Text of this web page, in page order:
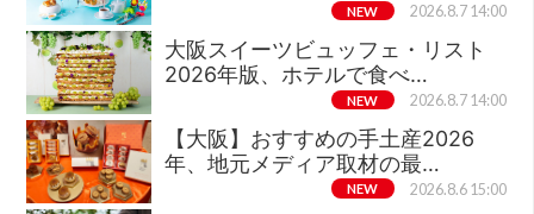
NEW 2026.8.7 14:00
大阪スイーツビュッフェ・リスト
2026年版、ホテルで食べ…
NEW 2026.8.7 14:00
【大阪】おすすめの手土産2026
年、地元メディア取材の最…
NEW 2026.8.6 15:00